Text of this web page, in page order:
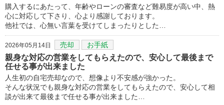
購入するにあたって、年齢やローンの審査など難易度が高い中、熱
心に対応して下さり、心より感謝しております。
他社では、心無い言葉を受けてしまったりとした…
2026年05月14日 売却 お手紙
親身な対応の営業をしてもらえたので、安心して最後まで
任せる事が出来ました
人生初の自宅売却なので、想像より不安感が強かった。
そんな状況でも親身な対応の営業をしてもらえたので、安心して相
談が出来て最後まで任せる事が出来ました…